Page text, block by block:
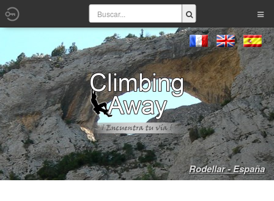
Rodellar - España